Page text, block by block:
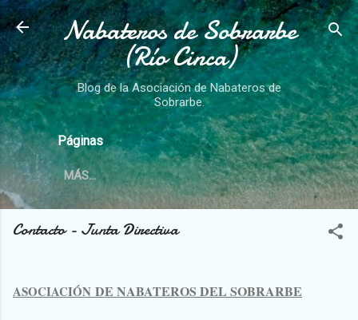
Ir al contenido principal
Nabateros de Sobrarbe
(Río Cinca)
Blog de la Asociación de Nabateros de
Sobrarbe.
Páginas
MÁS…
Contacto - Junta Directiva
ASOCIACIÓN DE NABATEROS DEL SOBRARBE